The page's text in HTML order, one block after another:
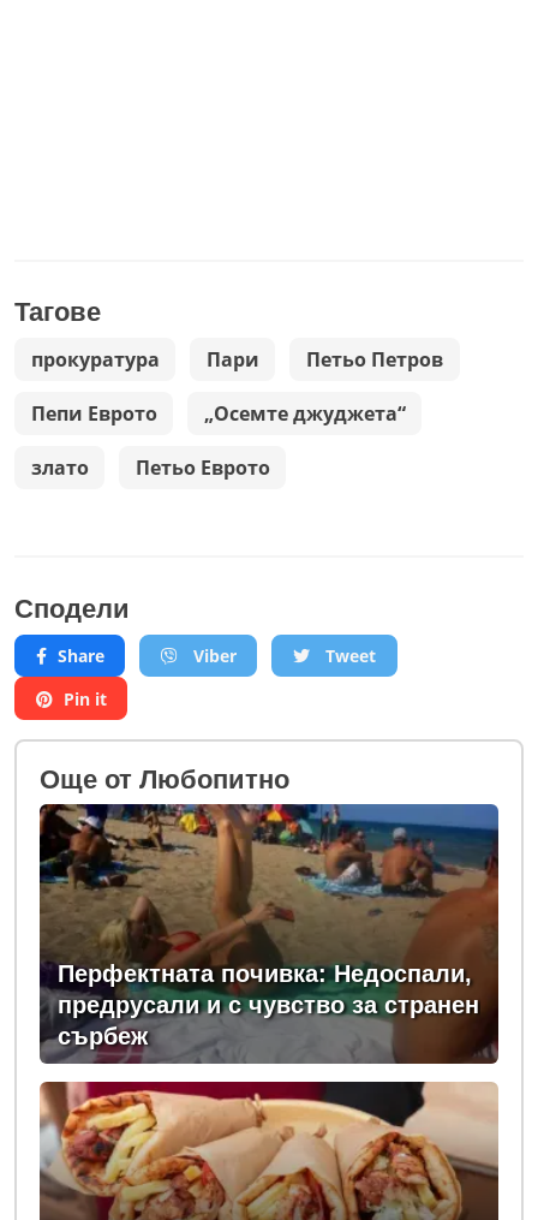
Тагове
прокуратура Пари Петьо Петров
Пепи Еврото „Осемте джуджета“
злато Петьо Еврото
Сподели
Share Viber
Tweet
Pin it
Oще от Любопитно
Перфектната почивка: Недоспали,
предрусали и с чувство за странен
сърбеж